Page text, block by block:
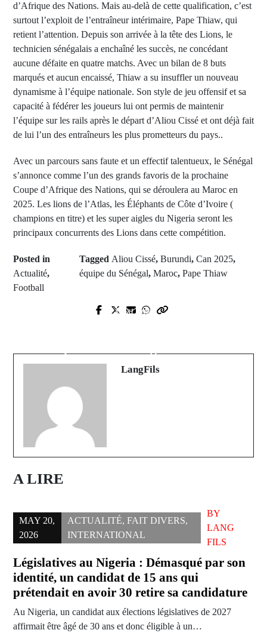
d’Afrique des Nations. Mais au-delà de cette qualification, c’est
surtout l’exploit de l’entraîneur intérimaire, Pape Thiaw, qui
retient l’attention. Depuis son arrivée à la tête des Lions, le
technicien sénégalais a enchaîné les succès, ne concédant
aucune défaite en quatre matchs. Avec un bilan de 8 buts
marqués et aucun encaissé, Thiaw a su insuffler un nouveau
dynamisme à l’équipe nationale. Son style de jeu offensif et sa
capacité à fédérer les joueurs lui ont permis de maintenir
l’équipe sur les rails après le départ d’Aliou Cissé et ont déjà fait
de lui l’un des entraîneurs les plus prometteurs du pays..
Avec un parcours sans faute et un effectif talentueux, le Sénégal
s’annonce comme l’un des grands favoris de la prochaine
Coupe d’Afrique des Nations, qui se déroulera au Maroc en
2025. Les lions de l’Atlas, les Éléphants de Côte d’Ivoire (
champions en titre) et les super aigles du Nigeria seront les
principaux concurrents des Lions dans cette compétition.
Posted in
Actualité,
Football
Tagged Aliou Cissé, Burundi, Can 2025,
équipe du Sénégal, Maroc, Pape Thiaw
Prev Post
Next Post
dévoilé
LangFils
A LIRE
MAY 20,
2026
ACTUALITÉ, FAIT DIVERS,
INTERNATIONAL
BY
LANG
FILS
Législatives au Nigeria : Démasqué par son
identité, un candidat de 15 ans qui
prétendait en avoir 30 retire sa candidature
Au Nigeria, un candidat aux élections législatives de 2027
affirmait être âgé de 30 ans et donc éligible à un…